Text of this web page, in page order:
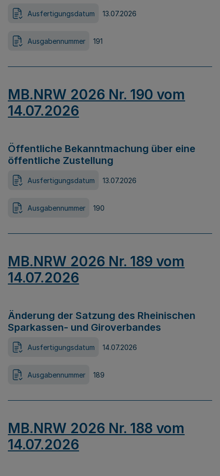
Ausfertigungsdatum 13.07.2026
Ausgabennummer 191
MB.NRW 2026 Nr. 190 vom
14.07.2026
Öffentliche Bekanntmachung über eine
öffentliche Zustellung
Ausfertigungsdatum 13.07.2026
Ausgabennummer 190
MB.NRW 2026 Nr. 189 vom
14.07.2026
Änderung der Satzung des Rheinischen
Sparkassen- und Giroverbandes
Ausfertigungsdatum 14.07.2026
Ausgabennummer 189
MB.NRW 2026 Nr. 188 vom
14.07.2026